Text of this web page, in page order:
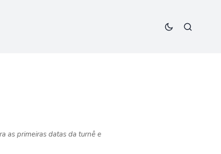
as primeiras datas da turnê e